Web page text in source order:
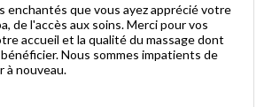
enchantés que vous ayez apprécié votre
de l'accès aux soins. Merci pour vos
accueil et la qualité du massage dont
Nous sommes impatients de
à nouveau.